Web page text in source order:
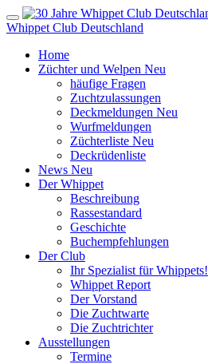
Whippet Club Deutschland
Home
Züchter und Welpen Neu
häufige Fragen
Zuchtzulassungen
Deckmeldungen Neu
Wurfmeldungen
Züchterliste Neu
Deckrüdenliste
News Neu
Der Whippet
Beschreibung
Rassestandard
Geschichte
Buchempfehlungen
Der Club
Ihr Spezialist für Whippets!
Whippet Report
Der Vorstand
Die Zuchtwarte
Die Zuchtrichter
Ausstellungen
Termine